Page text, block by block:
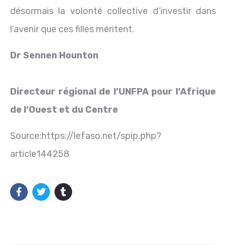
désormais la volonté collective d’investir dans
l’avenir que ces filles méritent.
Dr Sennen Hounton
Directeur régional de l’UNFPA pour l’Afrique
de l’Ouest et du Centre
Source:https://lefaso.net/spip.php?
article144258